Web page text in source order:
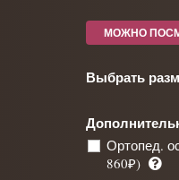
МОЖНО
Выбрать
Ортопед.
860₽)